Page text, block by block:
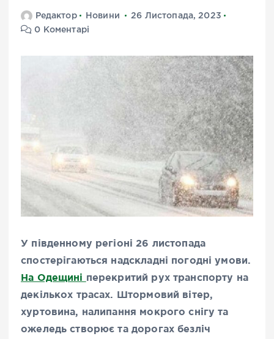
Редактор Новини
26 Листопада, 2023
0 Коментарі
У південному регіоні 26 листопада
спостерігаються надскладні погодні умови.
На Одещині перекритий рух транспорту на
декількох трасах. Штормовий вітер,
хуртовина, налипання мокрого снігу та
ожеледь створює та дорогах безліч